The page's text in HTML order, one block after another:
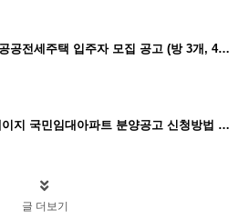
서울시 LH 공공전세주택 입주자 모집 공고 (방 3개, 4개) 누구나 가능
lh공사 홈페이지 국민임대아파트 분양공고 신청방법 6월 12일 최신
글 더보기